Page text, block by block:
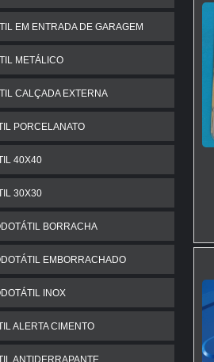
EM ENTRADA DE GARAGEM
METÁLICO
CALÇADA EXTERNA
PORCELANATO
40X40
30X30
BORRACHA
EMBORRACHADO
INOX
ALERTA CIMENTO
ANTIDERRAPANTE